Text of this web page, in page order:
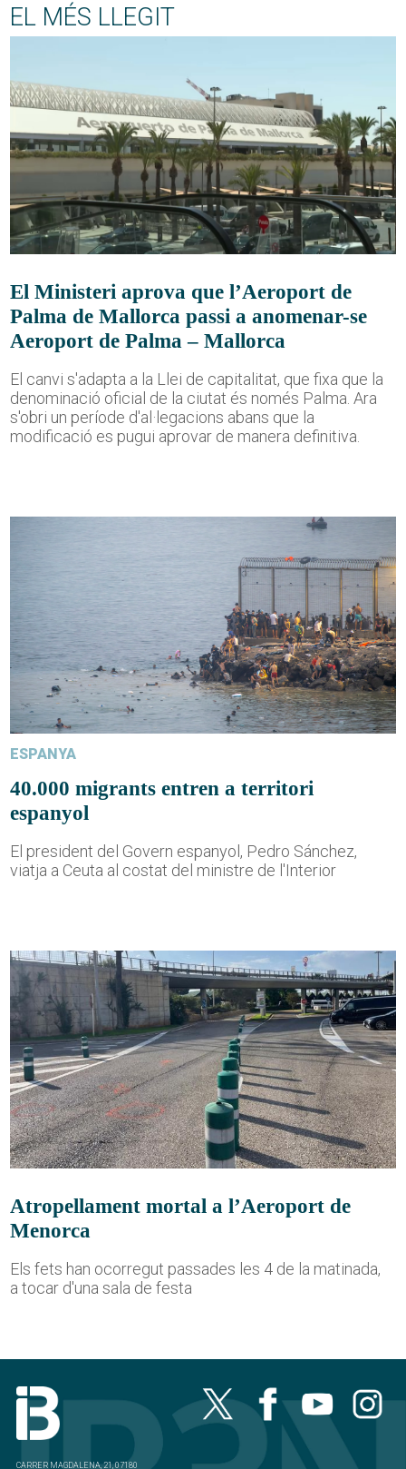
EL MÉS LLEGIT
El Ministeri aprova que l’Aeroport de
Palma de Mallorca passi a anomenar-se
Aeroport de Palma – Mallorca
El canvi s'adapta a la Llei de capitalitat, que fixa que la
denominació oficial de la ciutat és només Palma. Ara
s'obri un període d'al·legacions abans que la
modificació es pugui aprovar de manera definitiva.
ESPANYA
40.000 migrants entren a territori
espanyol
El president del Govern espanyol, Pedro Sánchez,
viatja a Ceuta al costat del ministre de l'Interior
Atropellament mortal a l’Aeroport de
Menorca
Els fets han ocorregut passades les 4 de la matinada,
a tocar d'una sala de festa
CARRER MAGDALENA, 21, 07180